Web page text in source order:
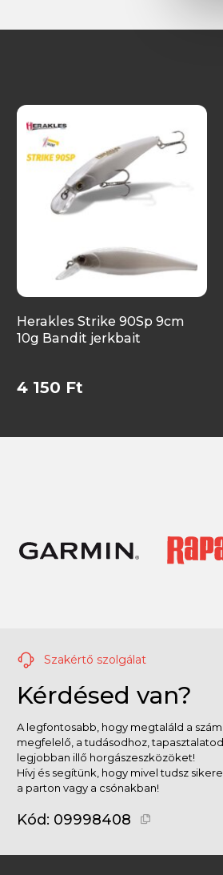
Herakles Strike 90Sp 9cm
10g Bandit jerkbait
4 150 Ft
Szakértő szolgálat
Kérdésed van?
A legfontosabb, hogy megtaláld a
megfelelő, a tudásodhoz,
legjobban illő horgászeszközöket!
Hívj és segítünk, hogy mivel tudsz
a parton vagy a csónakban!
Kód: 09998408